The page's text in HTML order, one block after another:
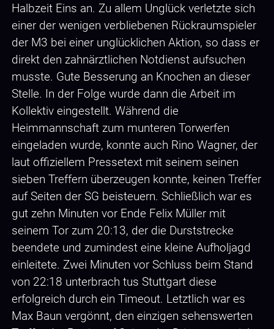
Halbzeit Eins an. Zu allem Unglück verletzte sich
einer der wenigen verbliebenen Rückraumspieler
der M3 bei einer unglücklichen Aktion, so dass er
direkt den zahnärztlichen Notdienst aufsuchen
musste. Gute Besserung an Knochen an dieser
Stelle. In der Folge wurde dann die Arbeit im
Kollektiv eingestellt. Während die
Heimmannschaft zum munteren Torwerfen
eingeladen wurde, konnte auch Rino Wagner, der
laut offiziellem Pressetext mit seinem seinen
sieben Treffern überzeugen konnte, keinen Treffer
auf Seiten der SG beisteuern. Schließlich war es
gut zehn Minuten vor Ende Felix Müller mit
seinem Tor zum 20:13, der die Durststrecke
beendete und zumindest eine kleine Aufholjagd
einleitete. Zwei Minuten vor Schluss beim Stand
von 22:18 unterbrach tus Stuttgart diese
erfolgreich durch ein Timeout. Letztlich war es
Max Baun vergönnt, den einzigen sehenswerten